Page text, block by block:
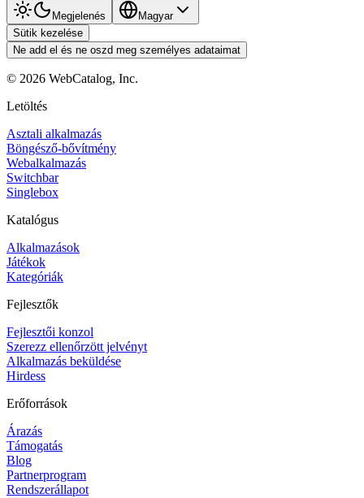
Megjelenés
Magyar
Sütik kezelése
Ne add el és ne oszd meg személyes adataimat
© 2026 WebCatalog, Inc.
Letöltés
Asztali alkalmazás
Böngésző-bővítmény
Webalkalmazás
Switchbar
Singlebox
Katalógus
Alkalmazások
Játékok
Kategóriák
Fejlesztők
Fejlesztői konzol
Szerezz ellenőrzött jelvényt
Alkalmazás beküldése
Hirdess
Erőforrások
Árazás
Támogatás
Blog
Partnerprogram
Rendszerállapot